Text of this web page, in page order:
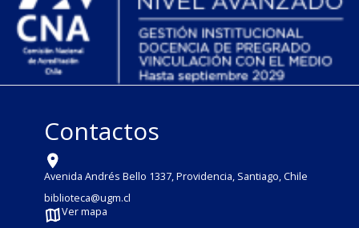
Contactos
Avenida Andrés Bello 1337, Providencia, Santiago, Chile
biblioteca@ugm.cl
Ver mapa